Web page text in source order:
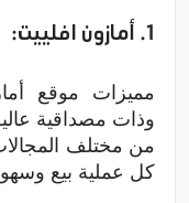
1. أمازون افلييت:
مميزات موقع
وذات مصداقية
من مختلف
كل عملية بيع